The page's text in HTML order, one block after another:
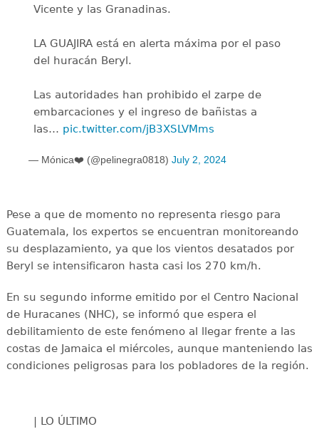
Vicente y las Granadinas.
LA GUAJIRA está en alerta máxima por el paso
del huracán Beryl.
Las autoridades han prohibido el zarpe de
embarcaciones y el ingreso de bañistas a
las… pic.twitter.com/jB3XSLVMms
— Mónica❤️ (@pelinegra0818) July 2, 2024
Pese a que de momento no representa riesgo para
Guatemala, los expertos se encuentran monitoreando
su desplazamiento, ya que los vientos desatados por
Beryl se intensificaron hasta casi los 270 km/h.
En su segundo informe emitido por el Centro Nacional
de Huracanes (NHC), se informó que espera el
debilitamiento de este fenómeno al llegar frente a las
costas de Jamaica el miércoles, aunque manteniendo las
condiciones peligrosas para los pobladores de la región.
| LO ÚLTIMO